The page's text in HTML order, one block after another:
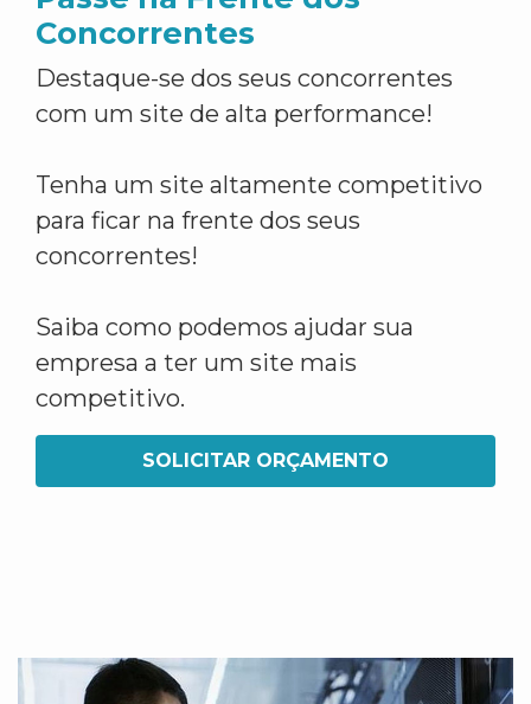
Concorrentes
Destaque-se dos seus concorrentes
com um site de alta performance!
Tenha um site altamente competitivo
para ficar na frente dos seus
concorrentes!
Saiba como podemos ajudar sua
empresa a ter um site mais
competitivo.
SOLICITAR ORÇAMENTO